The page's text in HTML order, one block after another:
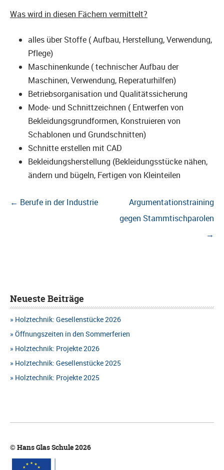
Was wird in diesen Fächern vermittelt?
alles über Stoffe ( Aufbau, Herstellung, Verwendung,
Pflege)
Maschinenkunde ( technischer Aufbau der
Maschinen, Verwendung, Reperaturhilfen)
Betriebsorganisation und Qualitätssicherung
Mode- und Schnittzeichnen ( Entwerfen von
Bekleidungsgrundformen, Konstruieren von
Schablonen und Grundschnitten)
Schnitte erstellen mit CAD
Bekleidungsherstellung (Bekleidungsstücke nähen,
ändern und bügeln, Fertigen von Kleinteilen
Beitragsnavigation
← Berufe in der Industrie
Argumentationstraining
gegen Stammtischparolen
→
Neueste Beiträge
Holztechnik: Gesellenstücke 2026
Öffnungszeiten in den Sommerferien
Holztechnik: Projekte 2026
Holztechnik: Gesellenstücke 2025
Holztechnik: Projekte 2025
© Hans Glas Schule 2026